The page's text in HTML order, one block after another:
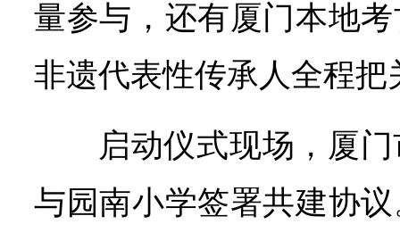
量参与，还有厦门本地
非遗代表性传承人全程把
启动仪式现场，厦
与园南小学签署共建协